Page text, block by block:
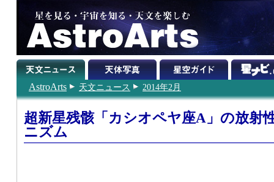
AstroArts 天文ニュース 2014年2月
超新星残骸「カシオペヤ座A」の放射
ニズム